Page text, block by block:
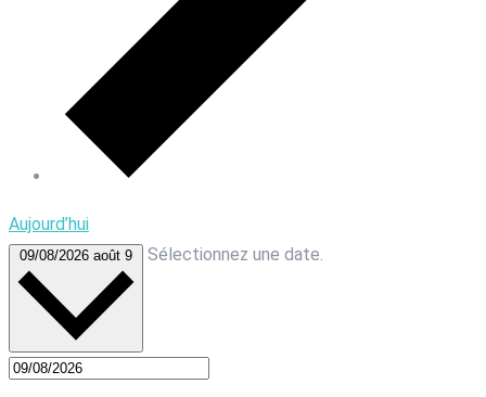
Aujourd’hui
09/08/2026 août 9 Sélectionnez une date.